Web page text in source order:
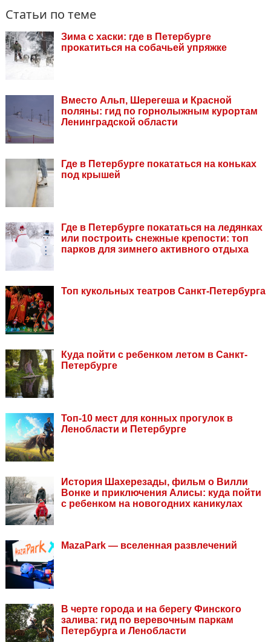
Статьи по теме
Зима с хаски: где в Петербурге
прокатиться на собачьей упряжке
Вместо Альп, Шерегеша и Красной
поляны: гид по горнолыжным курортам
Ленинградской области
Где в Петербурге покататься на коньках
под крышей
Где в Петербурге покататься на ледянках
или построить снежные крепости: топ
парков для зимнего активного отдыха
Топ кукольных театров Санкт-Петербурга
Куда пойти с ребенком летом в Санкт-
Петербурге
Топ-10 мест для конных прогулок в
Ленобласти и Петербурге
История Шахерезады, фильм о Вилли
Вонке и приключения Алисы: куда пойти
с ребенком на новогодних каникулах
MazaPark — вселенная развлечений
В черте города и на берегу Финского
залива: гид по веревочным паркам
Петербурга и Ленобласти